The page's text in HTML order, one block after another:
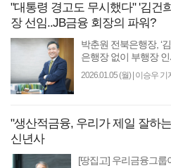
"대통령 경고도 무시했다" '김건
장 선임..JB금융 회장의 파워?
박춘원 전북은행장, ‘
은행장 없이 부행장
향력‘이자장사’ 전북
2026.01.05 (월)| 이승우 기
"생산적금융, 우리가 제일 잘하
신년사
[땅집고] 우리금융그룹